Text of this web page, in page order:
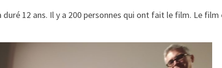
12 ans. Il y a 200 personnes qui ont fait le film. Le